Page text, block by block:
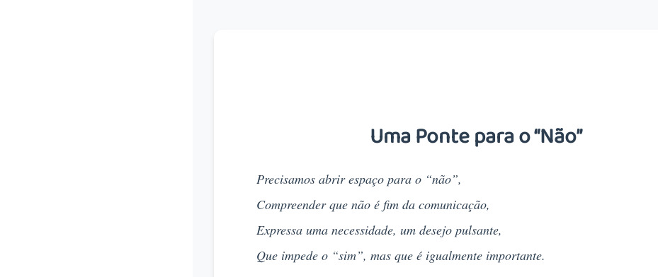
Uma Ponte para o “Não”
Precisamos abrir espaço para o “não”,
Compreender que não é fim da comunicação,
Expressa uma necessidade, um desejo pulsante,
Que impede o “sim”, mas que é igualmente importante.